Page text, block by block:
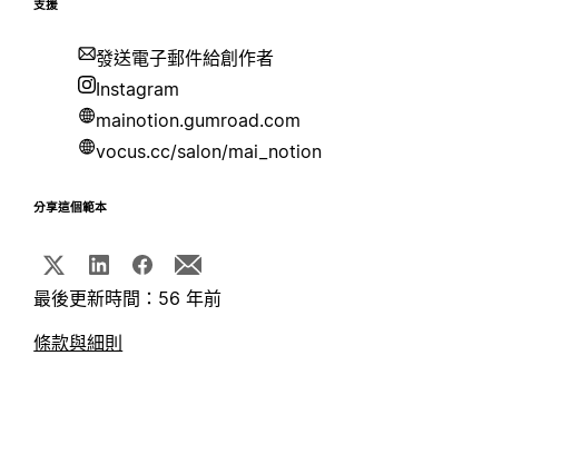
支援
發送電子郵件給創作者
Instagram
mainotion.gumroad.com
vocus.cc/salon/mai_notion
分享這個範本
最後更新時間：56 年前
條款與細則